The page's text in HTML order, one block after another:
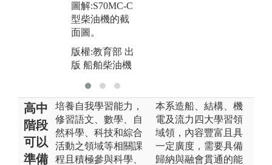
圖解:S70MC-C
型柴油機的截
面圖。
版權:教育部 出
版 船舶柴油機
高中
階段
可以
準備
培養自我學習能力，
修習語文、數學、自
然科學、科技和綜合
活動之領域等相關課
程且積極參與科學、
本系造船、結構、機
電及流力四大學習領
域領，內容豐富且具
一定廣度，需要具備
歸納與融會貫通的能